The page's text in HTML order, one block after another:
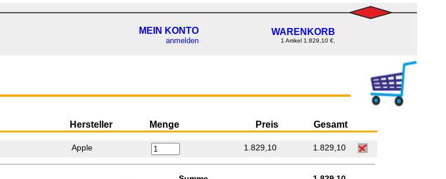
MEIN KONTO
anmelden
WARENKORB
1 Artikel 1.829,10 €.
Hersteller Menge Preis Gesamt
Apple 1.829,10 1.829,10